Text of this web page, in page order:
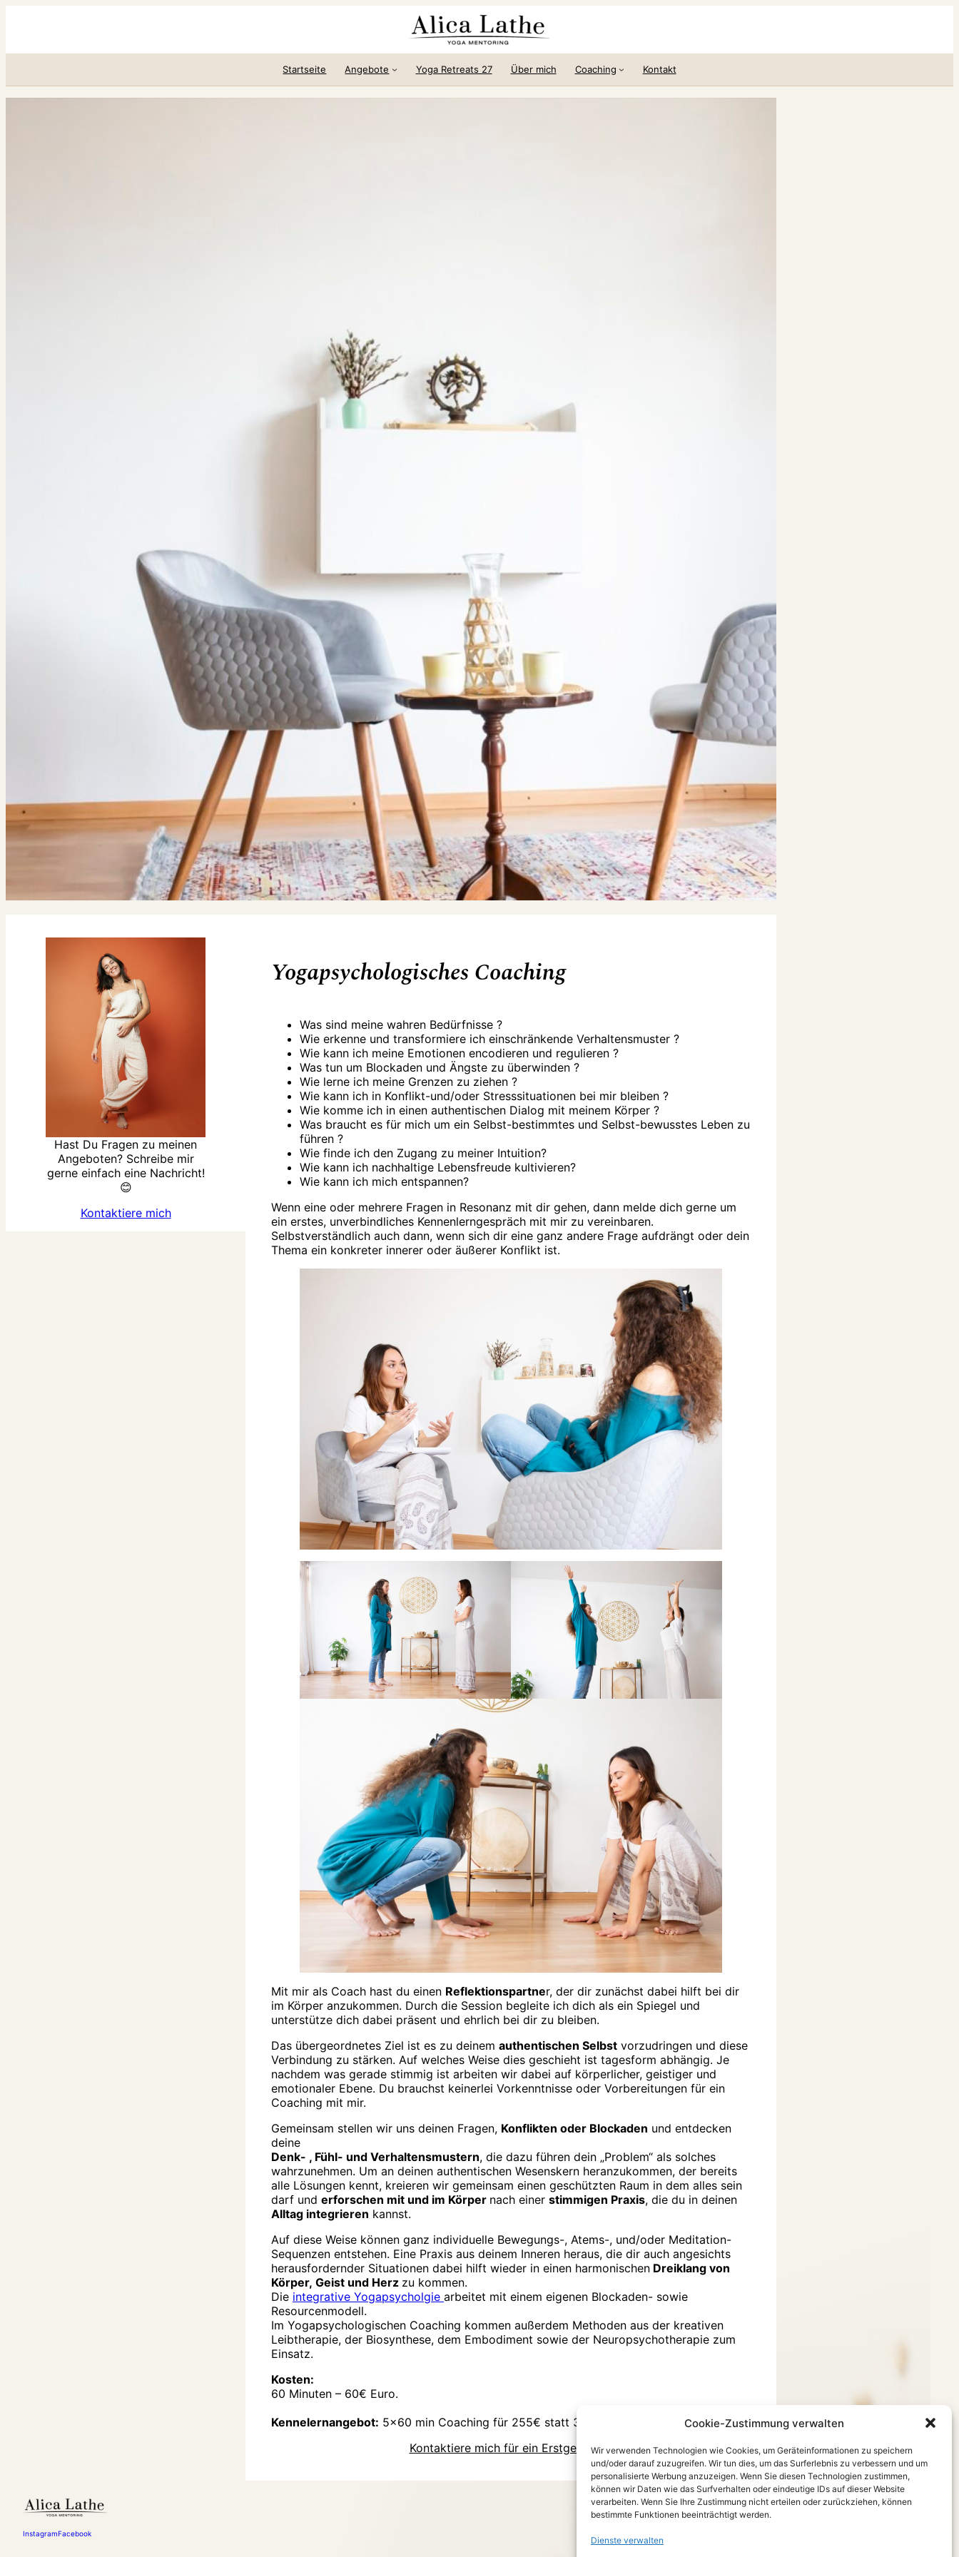
Cookie-Zustimmung verwalten
Wir verwenden Technologien wie Cookies, um Geräteinformationen zu speichern
und/oder darauf zuzugreifen. Wir tun dies, um das Surferlebnis zu verbessern und um
personalisierte Werbung anzuzeigen. Wenn Sie diesen Technologien zustimmen,
können wir Daten wie das Surfverhalten oder eindeutige IDs auf dieser Website
verarbeiten. Wenn Sie Ihre Zustimmung nicht erteilen oder zurückziehen, können
bestimmte Funktionen beeinträchtigt werden.
Dienste verwalten
Startseite Angebote Yoga Retreats 27 Über mich Coaching Kontakt
Hast Du Fragen zu meinen
Angeboten? Schreibe mir
gerne einfach eine Nachricht!
😊
Kontaktiere mich
Yogapsychologisches Coaching
Was sind meine wahren Bedürfnisse ?
Wie erkenne und transformiere ich einschränkende Verhaltensmuster ?
Wie kann ich meine Emotionen encodieren und regulieren ?
Was tun um Blockaden und Ängste zu überwinden ?
Wie lerne ich meine Grenzen zu ziehen ?
Wie kann ich in Konflikt-und/oder Stresssituationen bei mir bleiben ?
Wie komme ich in einen authentischen Dialog mit meinem Körper ?
Was braucht es für mich um ein Selbst-bestimmtes und Selbst-bewusstes Leben zu
führen ?
Wie finde ich den Zugang zu meiner Intuition?
Wie kann ich nachhaltige Lebensfreude kultivieren?
Wie kann ich mich entspannen?
Wenn eine oder mehrere Fragen in Resonanz mit dir gehen, dann melde dich gerne um
ein erstes, unverbindliches Kennenlerngespräch mit mir zu vereinbaren.
Selbstverständlich auch dann, wenn sich dir eine ganz andere Frage aufdrängt oder dein
Thema ein konkreter innerer oder äußerer Konflikt ist.
Mit mir als Coach hast du einen Reflektionspartner, der dir zunächst dabei hilft bei dir
im Körper anzukommen. Durch die Session begleite ich dich als ein Spiegel und
unterstütze dich dabei präsent und ehrlich bei dir zu bleiben.
Das übergeordnetes Ziel ist es zu deinem authentischen Selbst vorzudringen und diese
Verbindung zu stärken. Auf welches Weise dies geschieht ist tagesform abhängig. Je
nachdem was gerade stimmig ist arbeiten wir dabei auf körperlicher, geistiger und
emotionaler Ebene. Du brauchst keinerlei Vorkenntnisse oder Vorbereitungen für ein
Coaching mit mir.
Gemeinsam stellen wir uns deinen Fragen, Konflikten oder Blockaden und entdecken
deine
Denk- , Fühl- und Verhaltensmustern, die dazu führen dein „Problem“ als solches
wahrzunehmen. Um an deinen authentischen Wesenskern heranzukommen, der bereits
alle Lösungen kennt, kreieren wir gemeinsam einen geschützten Raum in dem alles sein
darf und erforschen mit und im Körper nach einer stimmigen Praxis, die du in deinen
Alltag integrieren kannst.
Auf diese Weise können ganz individuelle Bewegungs-, Atems-, und/oder Meditation-
Sequenzen entstehen. Eine Praxis aus deinem Inneren heraus, die dir auch angesichts
herausfordernder Situationen dabei hilft wieder in einen harmonischen Dreiklang von
Körper, Geist und Herz zu kommen.
Die integrative Yogapsycholgie arbeitet mit einem eigenen Blockaden- sowie
Resourcenmodell.
Im Yogapsychologischen Coaching kommen außerdem Methoden aus der kreativen
Leibtherapie, der Biosynthese, dem Embodiment sowie der Neuropsychotherapie zum
Einsatz.
Kosten:
60 Minuten – 60€ Euro.
Kennelernangebot: 5×60 min Coaching für 255€ statt 300€.
Kontaktiere mich für ein Erstgespräch
InstagramFacebook